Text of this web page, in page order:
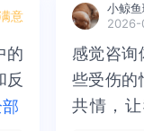
考苦海，开启丰
再降低呢？百思
周坠楼的新闻。
意
的
反
的
反
小鲸
感觉咨询
些受伤的
共情，
感觉咨询
些受伤的
共情，让